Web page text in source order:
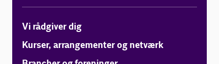
Vi rådgiver dig
Kurser, arrangementer og netværk